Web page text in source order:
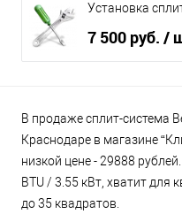
Установка
7 500 руб. /
В продаже сплит-система
Краснодаре в магазине
низкой цене - 29888
BTU / 3.55 кВт, хватит
до 35 квадратов.